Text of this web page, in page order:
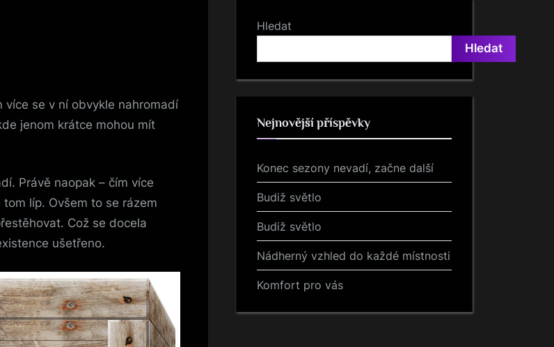
se v ní obvykle nahromadí
jenom krátce mohou mít
Právě naopak – čím více
líp. Ovšem to se rázem
Což se docela
ušetřeno.
Hledat
Hledat
Nejnovější příspěvky
Konec sezony nevadí, začne další
Budiž světlo
Budiž světlo
Nádherný vzhled do každé místnosti
Komfort pro vás